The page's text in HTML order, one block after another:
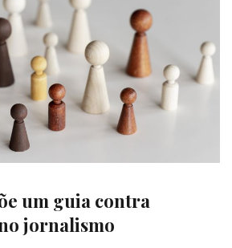
um guia contra
jornalismo